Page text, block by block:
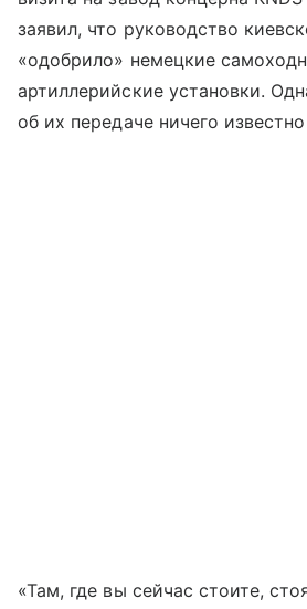
заявил, что руководство
«одобрило» немецкие
артиллерийские установки.
об их передаче ничего
«Там, где вы сейчас стоите,